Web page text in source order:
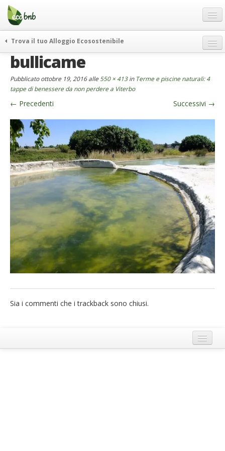
Menu
Salta
contenuto
Offerte Speciali
Regali
FAQ
Chi Siamo
Partner
Contatti
Italiano
German
English
Spanish
French
Italiano
Trova il tuo Alloggio Ecosostenibile
weekend green
curiosità
vivere e viaggiare verde
news ed eventi
ecohotel
rassegna stampa
bullicame
Pubblicatoottobre 19, 2016alle 550 × 413in Terme e piscine naturali: 4
tappe di benessere da non perdere a Viterbo
← Precedenti Successivi →
Sia i commenti che i trackback sono chiusi.